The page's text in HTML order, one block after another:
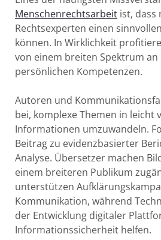
Menschenrechtsarbeit ist, dass
Rechtsexperten einen
können. In Wirklichkeit
von einem breiten Spektrum
persönlichen Kompetenzen.
Autoren und
bei, komplexe Themen in leicht
Informationen umzuwandeln.
Beitrag zu evidenzbasierter
Analyse. Übersetzer machen
einem breiteren Publikum
unterstützen
Kommunikation, während
der Entwicklung digitaler
Informationssicherheit helfen.